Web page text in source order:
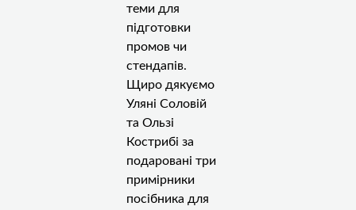
теми для
підготовки
промов чи
стендапів.
Щиро дякуємо
Уляні Соловій
та Ользі
Кострибі за
подаровані три
примірники
посібника для